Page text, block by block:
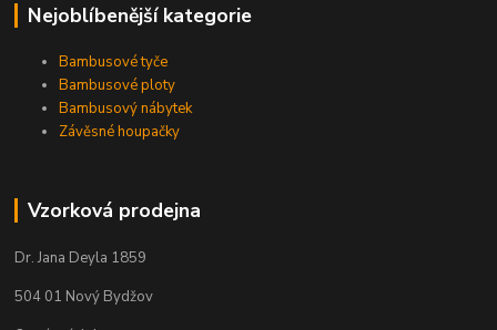
Nejoblíbenější kategorie
Bambusové tyče
Bambusové ploty
Bambusový nábytek
Závěsné houpačky
Vzorková prodejna
Dr. Jana Deyla 1859
504 01 Nový Bydžov